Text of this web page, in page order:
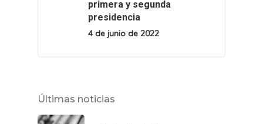
primera y segunda
presidencia
4 de junio de 2022
Últimas noticias